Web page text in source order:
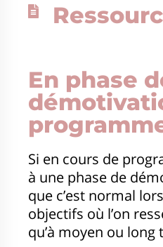
En phase
Si en cours de
à une phase de
que c’est normal
objectifs où l’on
qu’à moyen ou long